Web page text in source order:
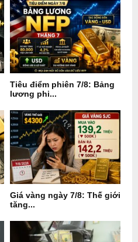
Tiêu điểm phiên 7/8: Bảng
lương phi...
Giá vàng ngày 7/8: Thế giới
tăng...